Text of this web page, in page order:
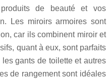
de beauté et vos
Les miroirs armoires sont
car ils combinent miroir et
quant à eux, sont parfaits
gants de toilette et autres
de rangement sont idéales